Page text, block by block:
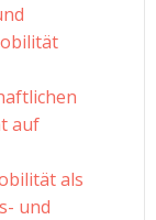
auf
als
und